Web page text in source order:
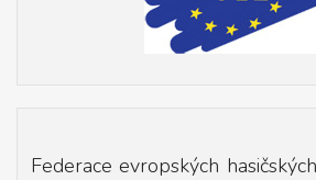
Federace evropských